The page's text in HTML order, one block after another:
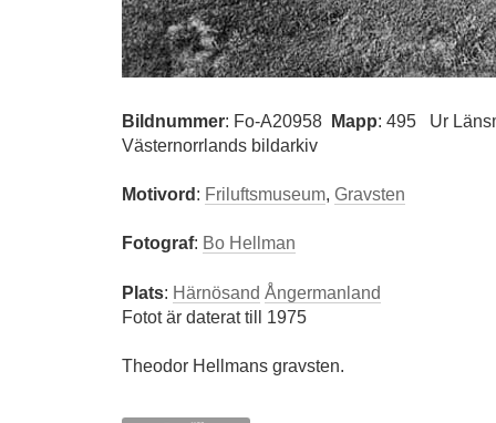
Bildnummer: Fo-A20958 Mapp: 495
Ur
Västernorrlands bildarkiv
Motivord: Friluftsmuseum, Gravsten
Fotograf: Bo Hellman
Plats: Härnösand Ångermanland
Fotot är daterat till 1975
Theodor Hellmans gravsten.